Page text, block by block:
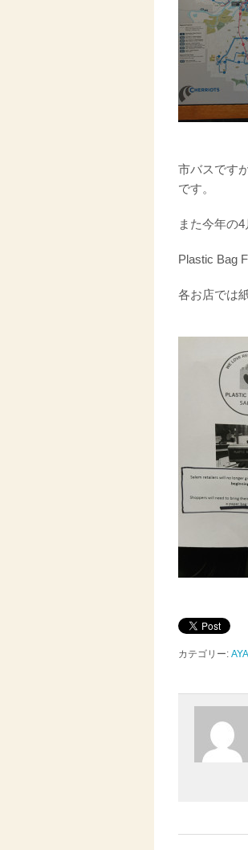
市バスです
です。
また今年の
Plastic Bag
各お店では
カテゴリー: